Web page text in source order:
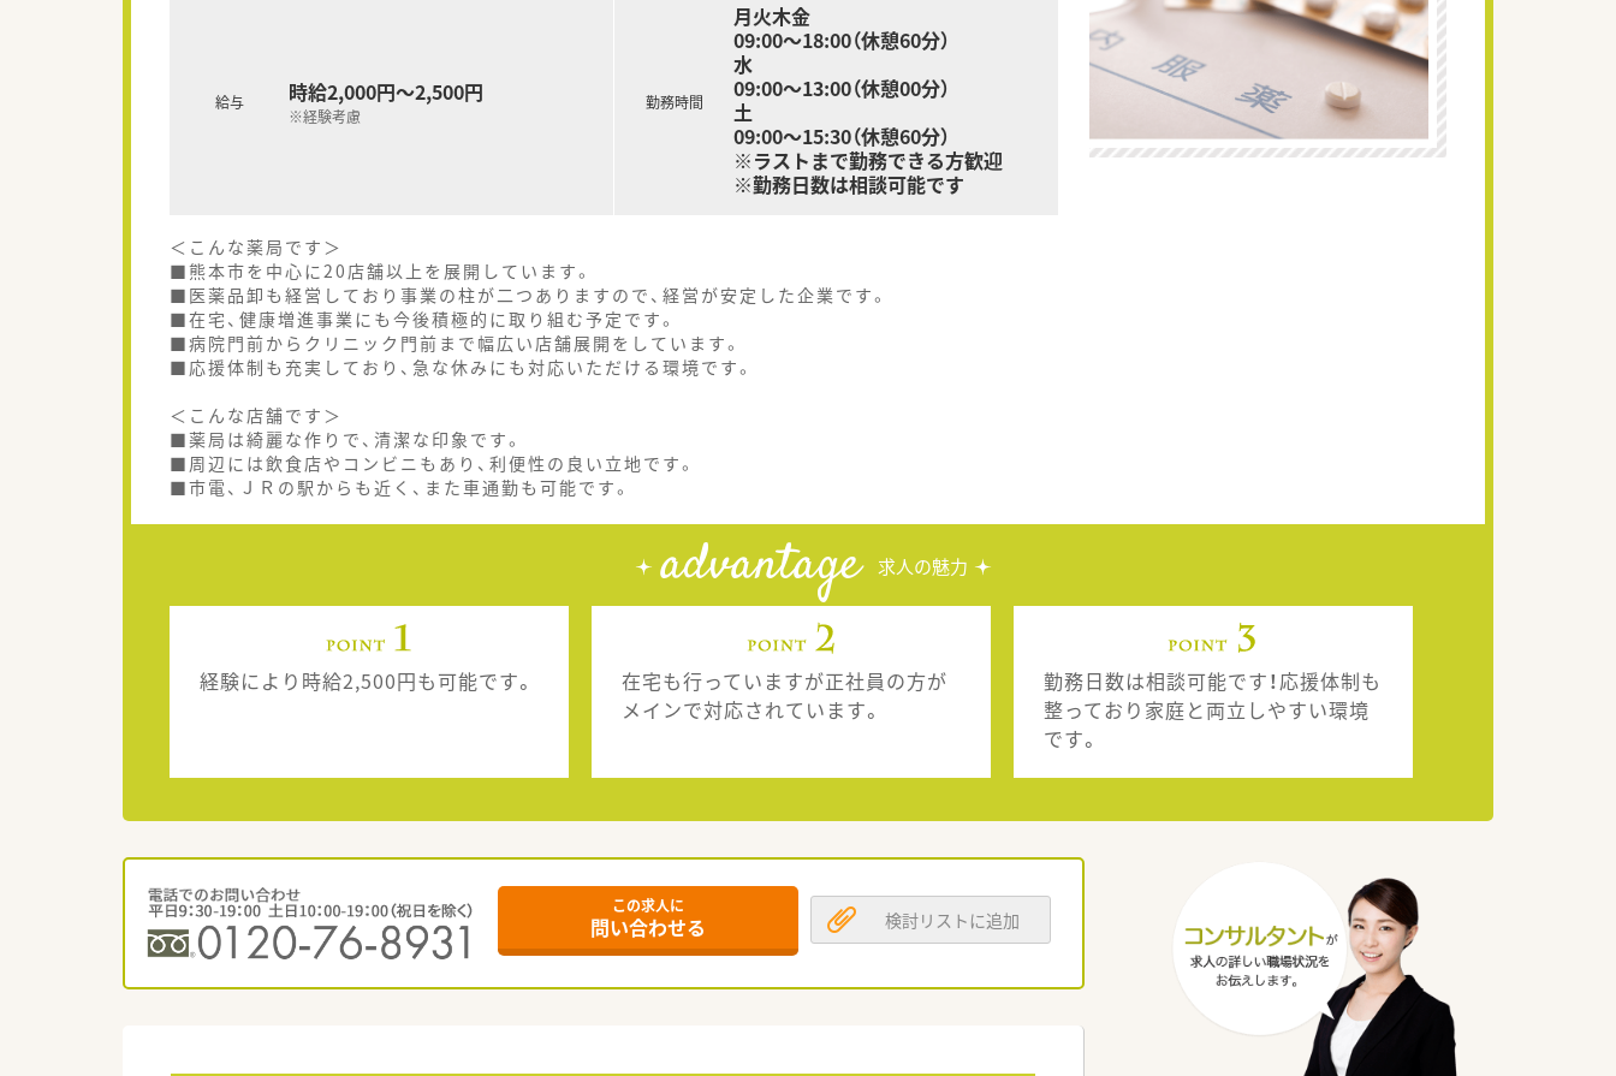
給与 時給2,000円～2,500円
※経験考慮
勤務時間
月火木金
09:00～18:00（休憩60分）
水
09:00～13:00（休憩00分）
土
09:00～15:30（休憩60分）
※ラストまで勤務できる方歓迎
※勤務日数は相談可能です
＜こんな薬局です＞
■熊本市を中心に20店舗以上を展開しています。
■医薬品卸も経営しており事業の柱が二つありますので、経営が安定した企業です。
■在宅、健康増進事業にも今後積極的に取り組む予定です。
■病院門前からクリニック門前まで幅広い店舗展開をしています。
■応援体制も充実しており、急な休みにも対応いただける環境です。
＜こんな店舗です＞
■薬局は綺麗な作りで、清潔な印象です。
■周辺には飲食店やコンビニもあり、利便性の良い立地です。
■市電、ＪＲの駅からも近く、また車通勤も可能です。
advantage 求人の魅力
経験により時給2,500円も可能です。
在宅も行っていますが正社員の方が
メインで対応されています。
勤務日数は相談可能です！応援体制も
整っており家庭と両立しやすい環境
です。
この求人に
問い合わせる 検討リストに追加